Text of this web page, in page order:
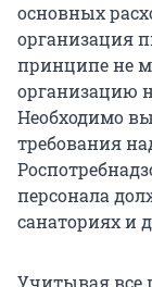
основных
организация
принципе не
организацию
Необходимо
требования
персонала
санаториях и
Учитывая все